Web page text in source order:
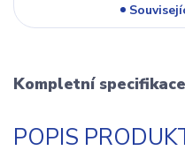
Kompletní specifikace
POPIS